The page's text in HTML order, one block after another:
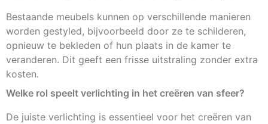
Bestaande meubels kunnen op verschillende manieren
worden gestyled, bijvoorbeeld door ze te schilderen,
opnieuw te bekleden of hun plaats in de kamer te
veranderen. Dit geeft een frisse uitstraling zonder extra
kosten.
Welke rol speelt verlichting in het creëren van sfeer?
De juiste verlichting is essentieel voor het creëren van